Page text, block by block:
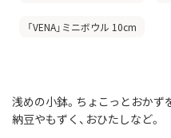
「VENA」ミニボウル 10cm
浅めの小鉢。ちょこっとおかず
納豆やもずく、おひたしなど。